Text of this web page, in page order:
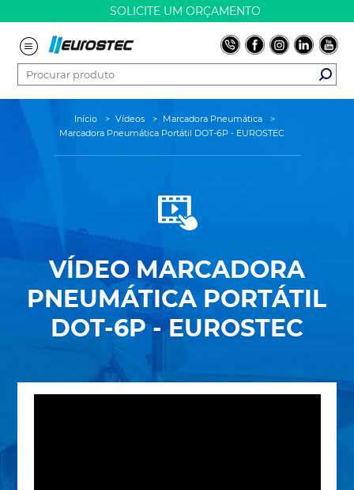
SOLICITE UM ORÇAMENTO
Início > Vídeos > Marcadora Pneumática
>
Marcadora Pneumática Portátil DOT-6P - EUROSTEC
VÍDEOMARCADORA
PNEUMÁTICA PORTÁTIL
DOT-6P - EUROSTEC